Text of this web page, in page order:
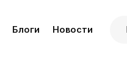
Блоги Новости